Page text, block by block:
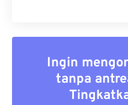
Ingin
tanpa